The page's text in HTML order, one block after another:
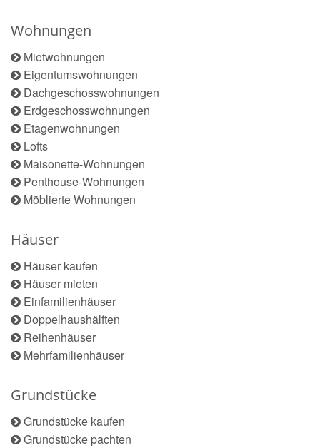
Wohnungen
Mietwohnungen
Eigentumswohnungen
Dachgeschosswohnungen
Erdgeschosswohnungen
Etagenwohnungen
Lofts
Maisonette-Wohnungen
Penthouse-Wohnungen
Möblierte Wohnungen
Häuser
Häuser kaufen
Häuser mieten
Einfamilienhäuser
Doppelhaushälften
Reihenhäuser
Mehrfamilienhäuser
Grundstücke
Grundstücke kaufen
Grundstücke pachten